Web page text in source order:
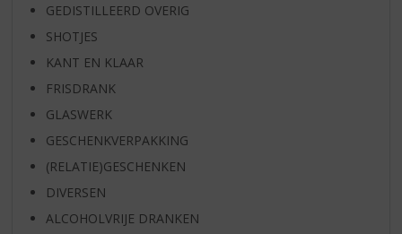
GEDISTILLEERD OVERIG
SHOTJES
KANT EN KLAAR
FRISDRANK
GLASWERK
GESCHENKVERPAKKING
(RELATIE)GESCHENKEN
DIVERSEN
ALCOHOLVRIJE DRANKEN